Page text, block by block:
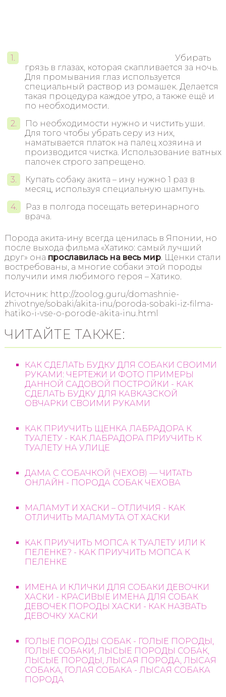
Убирать
грязь в глазах, которая скапливается за ночь.
Для промывания глаз используется
специальный раствор из ромашек. Делается
такая процедура каждое утро, а также ещё и
по необходимости.
По необходимости нужно и чистить уши.
Для того чтобы убрать серу из них,
наматывается платок на палец хозяина и
производится чистка. Использование ватных
палочек строго запрещено.
Купать собаку акита – ину нужно 1 раз в
месяц, используя специальную шампунь.
Раз в полгода посещать ветеринарного
врача.
Порода акита-ину всегда ценилась в Японии, но
после выхода фильма «Хатико: самый лучший
друг» она прославилась на весь мир. Щенки стали
востребованы, а многие собаки этой породы
получили имя любимого героя – Хатико.
Источник: http://zoolog.guru/domashnie-
zhivotnye/sobaki/akita-inu/poroda-sobaki-iz-filma-
hatiko-i-vse-o-porode-akita-inu.html
ЧИТАЙТЕ ТАКЖЕ:
КАК СДЕЛАТЬ БУДКУ ДЛЯ СОБАКИ СВОИМИ
РУКАМИ: ЧЕРТЕЖИ И ФОТО ПРИМЕРЫ
ДАННОЙ САДОВОЙ ПОСТРОЙКИ - КАК
СДЕЛАТЬ БУДКУ ДЛЯ КАВКАЗСКОЙ
ОВЧАРКИ СВОИМИ РУКАМИ
КАК ПРИУЧИТЬ ЩЕНКА ЛАБРАДОРА К
ТУАЛЕТУ - КАК ЛАБРАДОРА ПРИУЧИТЬ К
ТУАЛЕТУ НА УЛИЦЕ
ДАМА С СОБАЧКОЙ (ЧЕХОВ) — ЧИТАТЬ
ОНЛАЙН - ПОРОДА СОБАК ЧЕХОВА
МАЛАМУТ И ХАСКИ – ОТЛИЧИЯ - КАК
ОТЛИЧИТЬ МАЛАМУТА ОТ ХАСКИ
КАК ПРИУЧИТЬ МОПСА К ТУАЛЕТУ ИЛИ К
ПЕЛЕНКЕ? - КАК ПРИУЧИТЬ МОПСА К
ПЕЛЕНКЕ
ИМЕНА И КЛИЧКИ ДЛЯ СОБАКИ ДЕВОЧКИ
ХАСКИ - КРАСИВЫЕ ИМЕНА ДЛЯ СОБАК
ДЕВОЧЕК ПОРОДЫ ХАСКИ - КАК НАЗВАТЬ
ДЕВОЧКУ ХАСКИ
ГОЛЫЕ ПОРОДЫ СОБАК - ГОЛЫЕ ПОРОДЫ,
ГОЛЫЕ СОБАКИ, ЛЫСЫЕ ПОРОДЫ СОБАК,
ЛЫСЫЕ ПОРОДЫ, ЛЫСАЯ ПОРОДА, ЛЫСАЯ
СОБАКА, ГОЛАЯ СОБАКА - ЛЫСАЯ СОБАКА
ПОРОДА